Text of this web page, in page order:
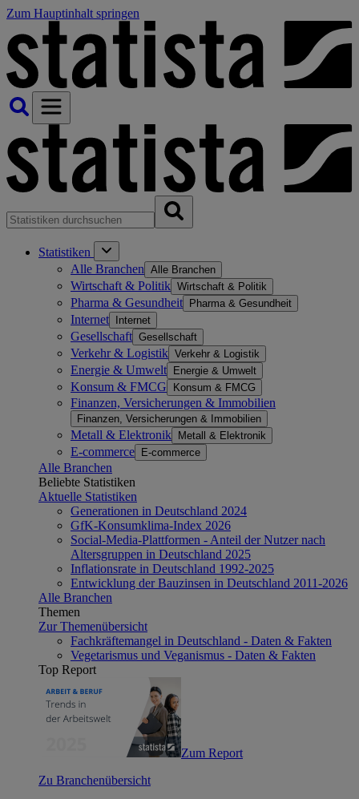
Zum Hauptinhalt springen
Statistiken
Alle Branchen Alle Branchen
Wirtschaft & Politik Wirtschaft & Politik
Pharma & Gesundheit Pharma & Gesundheit
Internet Internet
Gesellschaft Gesellschaft
Verkehr & Logistik Verkehr & Logistik
Energie & Umwelt Energie & Umwelt
Konsum & FMCG Konsum & FMCG
Finanzen, Versicherungen & Immobilien
Finanzen, Versicherungen & Immobilien
Metall & Elektronik Metall & Elektronik
E-commerce E-commerce
Alle Branchen
Beliebte Statistiken
Aktuelle Statistiken
Generationen in Deutschland 2024
GfK-Konsumklima-Index 2026
Social-Media-Plattformen - Anteil der Nutzer nach
Altersgruppen in Deutschland 2025
Inflationsrate in Deutschland 1992-2025
Entwicklung der Bauzinsen in Deutschland 2011-2026
Alle Branchen
Themen
Zur Themenübersicht
Fachkräftemangel in Deutschland - Daten & Fakten
Vegetarismus und Veganismus - Daten & Fakten
Top Report
Zum Report
Zu Branchenübersicht